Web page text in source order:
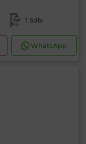
1 Sdb.
WhatsApp